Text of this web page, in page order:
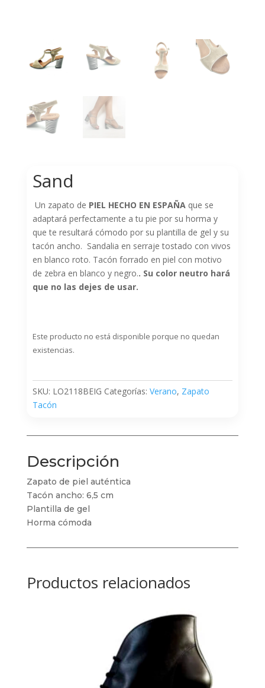
Sand
Un zapato de PIEL HECHO EN ESPAÑA que se
adaptará perfectamente a tu pie por su horma y
que te resultará cómodo por su plantilla de gel y su
tacón ancho. Sandalia en serraje tostado con vivos
en blanco roto. Tacón forrado en piel con motivo
de zebra en blanco y negro.. Su color neutro hará
que no las dejes de usar.
Este producto no está disponible porque no quedan
existencias.
SKU: LO2118BEIG Categorías: Verano, Zapato
Tacón
Descripción
Zapato de piel auténtica
Tacón ancho: 6,5 cm
Plantilla de gel
Horma cómoda
Productos relacionados